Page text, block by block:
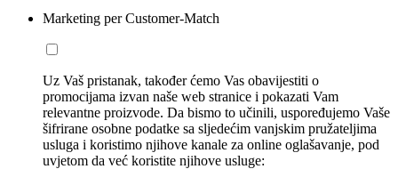
Marketing per Customer-Match
Uz Vaš pristanak, također ćemo Vas obavijestiti o
promocijama izvan naše web stranice i pokazati Vam
relevantne proizvode. Da bismo to učinili, uspoređujemo Vaše
šifrirane osobne podatke sa sljedećim vanjskim pružateljima
usluga i koristimo njihove kanale za online oglašavanje, pod
uvjetom da već koristite njihove usluge: